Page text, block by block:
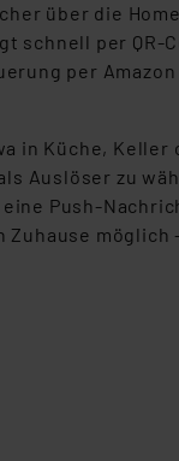
über die
schnell per QR-
per Amazon
in Küche, Keller
Auslöser zu
Push-
möglich